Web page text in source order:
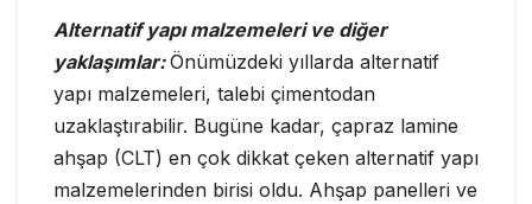
Alternatif yapı malzemeleri ve diğer
yaklaşımlar:Önümüzdeki yıllarda alternatif
yapı malzemeleri, talebi çimentodan
uzaklaştırabilir. Bugüne kadar, çapraz lamine
ahşap (CLT) en çok dikkat çeken alternatif yapı
malzemelerinden birisi oldu. Ahşap panelleri ve